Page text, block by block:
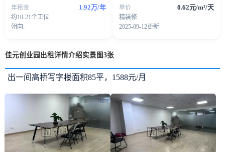
年租金 1.92万/年
约10-21个工位
朝向:
单价 0.62元/m²/天
精装修
2025-09-12更新
佳元创业园出租详情介绍实景图3张
出一间高桥写字楼面积85平，1588元/月